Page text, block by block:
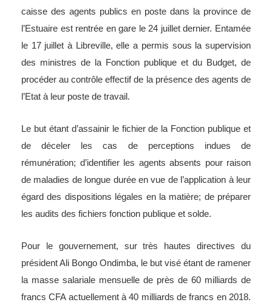
caisse des agents publics en poste dans la province de
l’Estuaire est rentrée en gare le 24 juillet dernier. Entamée
le 17 juillet à Libreville, elle a permis sous la supervision
des ministres de la Fonction publique et du Budget, de
procéder au contrôle effectif de la présence des agents de
l’Etat à leur poste de travail.
Le but étant d’assainir le fichier de la Fonction publique et
de déceler les cas de perceptions indues de
rémunération; d’identifier les agents absents pour raison
de maladies de longue durée en vue de l’application à leur
égard des dispositions légales en la matière; de préparer
les audits des fichiers fonction publique et solde.
Pour le gouvernement, sur très hautes directives du
président Ali Bongo Ondimba, le but visé étant de ramener
la masse salariale mensuelle de près de 60 milliards de
francs CFA actuellement à 40 milliards de francs en 2018.